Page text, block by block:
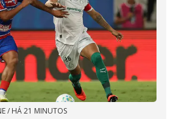
/ HÁ 21 MINUTOS